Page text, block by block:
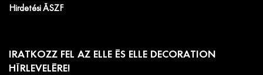
Hirdetési ÁSZF
IRATKOZZ FEL AZ ELLE ÉS ELLE DECORATION
HÍRLEVELÉRE!